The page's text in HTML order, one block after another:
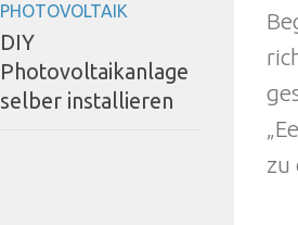
zu
PHOTOVOLTAIK
DIY
Photovoltaikanlage
selber installieren